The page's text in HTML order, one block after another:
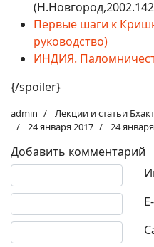
Первые шаги к
руководство)
ИНДИЯ.
{/spoiler}
admin
Лекции и статьи
24 января 2017
24
Добавить комментарий